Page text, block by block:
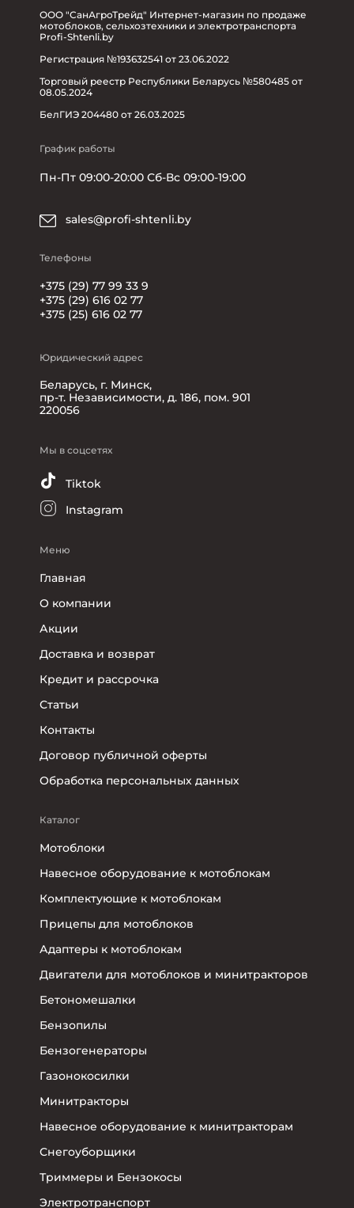
ООО "СанАгроТрейд" Интернет-магазин по продаже
мотоблоков, сельхозтехники и электротранспорта
Profi-Shtenli.by
Регистрация №193632541 от 23.06.2022
Торговый реестр Республики Беларусь №580485 от
08.05.2024
БелГИЭ 204480 от 26.03.2025
График работы
Пн-Пт 09:00-20:00 Сб-Вс 09:00-19:00
sales@profi-shtenli.by
Телефоны
+375 (29) 77 99 33 9
+375 (29) 616 02 77
+375 (25) 616 02 77
Юридический адрес
Беларусь, г. Минск,
пр-т. Независимости, д. 186, пом. 901
220056
Мы в соцсетях
Tiktok
Instagram
Меню
Главная
О компании
Акции
Доставка и возврат
Кредит и рассрочка
Статьи
Контакты
Договор публичной оферты
Обработка персональных данных
Каталог
Мотоблоки
Навесное оборудование к мотоблокам
Комплектующие к мотоблокам
Прицепы для мотоблоков
Адаптеры к мотоблокам
Двигатели для мотоблоков и минитракторов
Бетономешалки
Бензопилы
Бензогенераторы
Газонокосилки
Минитракторы
Навесное оборудование к минитракторам
Снегоуборщики
Триммеры и Бензокосы
Электротранспорт